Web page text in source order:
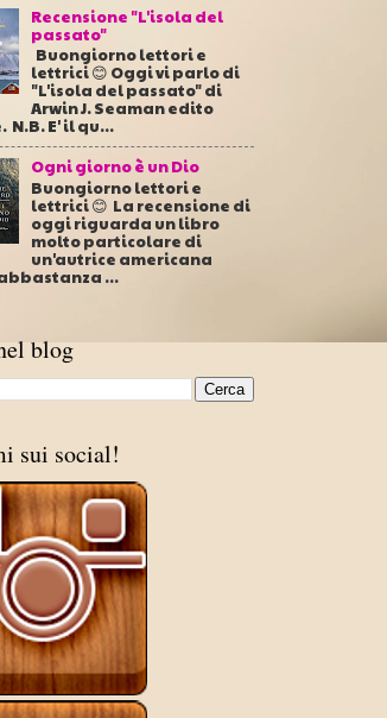
Recensione "L'isola del
passato"
Buongiorno lettori e
lettrici 😊 Oggi vi parlo di
"L'isola del passato" di
Arwin J. Seaman edito
N.B. E' il qu...
Ogni giorno è un Dio
Buongiorno lettori e
lettrici 😊 La recensione di
oggi riguarda un libro
molto particolare di
un'autrice americana
...
blog
sui social!